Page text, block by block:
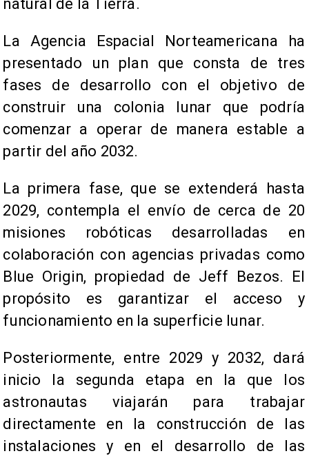
natural de la Tierra.
La Agencia Espacial Norteamericana ha
presentado un plan que consta de tres
fases de desarrollo con el objetivo de
construir una colonia lunar que podría
comenzar a operar de manera estable a
partir del año 2032.
La primera fase, que se extenderá hasta
2029, contempla el envío de cerca de 20
misiones robóticas desarrolladas en
colaboración con agencias privadas como
Blue Origin, propiedad de Jeff Bezos. El
propósito es garantizar el acceso y
funcionamiento en la superficie lunar.
Posteriormente, entre 2029 y 2032, dará
inicio la segunda etapa en la que los
astronautas viajarán para trabajar
directamente en la construcción de las
instalaciones y en el desarrollo de las